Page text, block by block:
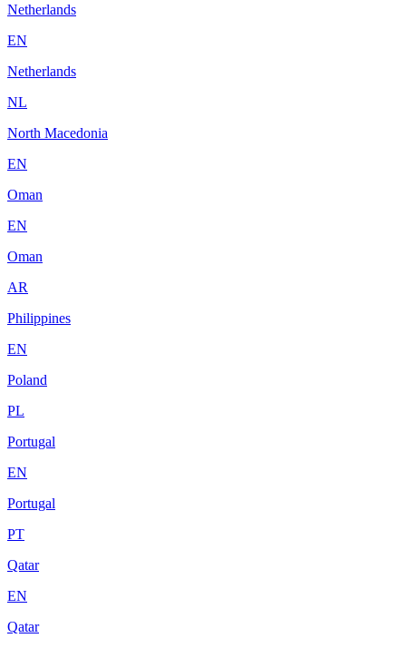
Netherlands
EN
Netherlands
NL
North Macedonia
EN
Oman
EN
Oman
AR
Philippines
EN
Poland
PL
Portugal
EN
Portugal
PT
Qatar
EN
Qatar